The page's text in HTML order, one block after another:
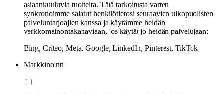
asiaankuuluvia tuotteita. Tätä tarkoitusta varten
synkronoimme salatut henkilötietosi seuraavien ulkopuolisten
palveluntarjoajien kanssa ja käytämme heidän
verkkomainontakanaviaan, jos käytät jo heidän palvelujaan:
Bing, Criteo, Meta, Google, LinkedIn, Pinterest, TikTok
Markkinointi